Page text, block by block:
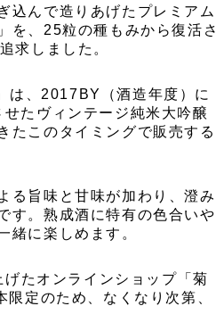
込んで造りあげたプレミアム
を、25粒の種もみから復活さ
求しました。
は、2017BY（酒造年度）に
たヴィンテージ純米大吟醸
たこのタイミングで販売する
る旨味と甘味が加わり、澄み
す。熟成酒に特有の色合いや
緒に楽しめます。
たオンラインショップ「菊
定のため、なくなり次第、